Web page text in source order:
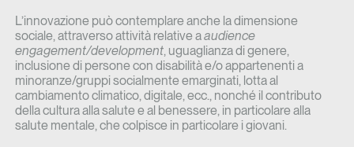
L’innovazione può contemplare anche la dimensione
sociale, attraverso attività relative aaudience
engagement/development, uguaglianza di genere,
inclusione di persone con disabilità e/o appartenenti a
minoranze/gruppi socialmente emarginati, lotta al
cambiamento climatico, digitale, ecc., nonché il contributo
della cultura alla salute e al benessere, in particolare alla
salute mentale, che colpisce in particolare i giovani.